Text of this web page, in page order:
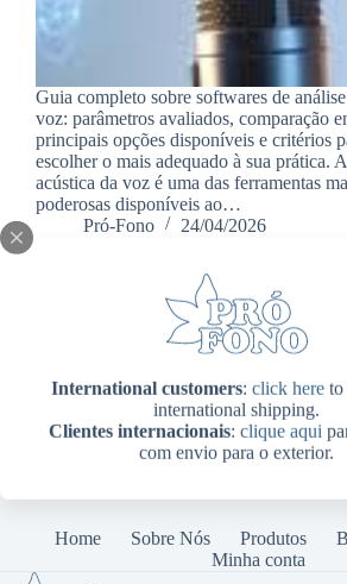
International customers: click here to
international shipping.
Clientes internacionais: clique aqui
com envio para o exterior.
Guia completo sobre softwares de
voz: parâmetros avaliados, comparação
principais opções disponíveis e critérios
escolher o mais adequado à sua prática.
acústica da voz é uma das ferramentas
poderosas disponíveis ao…
Pró-Fono
24/04/2026
Home Sobre Nós Produtos
Minha conta